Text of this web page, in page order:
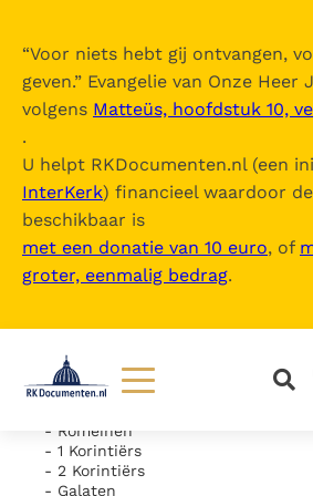
“Voor niets hebt gij ontvangen,
geven.” Evangelie van Onze Heer
volgens Matteüs, hoofdstuk 10,
.
U helpt RKDocumenten.nl (een
InterKerk) financieel waardoor
beschikbaar is
met een donatie van 10 euro, of
groter, eenmalig bedrag.
Lezen
Documenten
Over
De Bijbel
Inhoudsopgave
uitklappen
- Oude Testament
- Evangelie volgens Matteüs
- Evangelie volgens Marcus
- Evangelie volgens Lucas
- Evangelie volgens Johannes
- Romeinen
- 1 Korintiërs
- 2 Korintiërs
- Galaten
- Hoofdstuk 1